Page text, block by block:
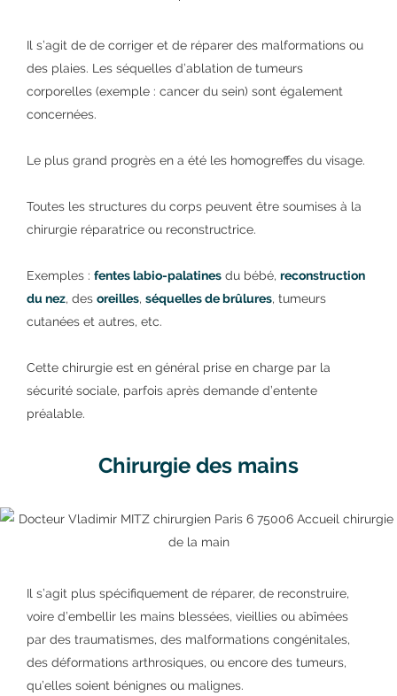
Il s’agit de de corriger et de réparer des malformations ou
des plaies. Les séquelles d’ablation de tumeurs
corporelles (exemple : cancer du sein) sont également
concernées.
Le plus grand progrès en a été les homogreffes du visage.
Toutes les structures du corps peuvent être soumises à la
chirurgie réparatrice ou reconstructrice.
Exemples : fentes labio-palatines du bébé, reconstruction
du nez, des oreilles, séquelles de brûlures, tumeurs
cutanées et autres, etc.
Cette chirurgie est en général prise en charge par la
sécurité sociale, parfois après demande d’entente
préalable.
Chirurgie des mains
Il s’agit plus spécifiquement de réparer, de reconstruire,
voire d’embellir les mains blessées, vieillies ou abîmées
par des traumatismes, des malformations congénitales,
des déformations arthrosiques, ou encore des tumeurs,
qu’elles soient bénignes ou malignes.